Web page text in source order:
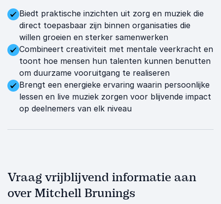
Biedt praktische inzichten uit zorg en muziek die
direct toepasbaar zijn binnen organisaties die
willen groeien en sterker samenwerken
Combineert creativiteit met mentale veerkracht en
toont hoe mensen hun talenten kunnen benutten
om duurzame vooruitgang te realiseren
Brengt een energieke ervaring waarin persoonlijke
lessen en live muziek zorgen voor blijvende impact
op deelnemers van elk niveau
Vraag vrijblijvend informatie aan
over Mitchell Brunings